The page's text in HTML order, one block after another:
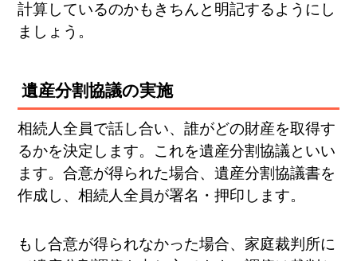
計算しているのかもきちんと明記するようにし
ましょう。
遺産分割協議の実施
相続人全員で話し合い、誰がどの財産を取得す
るかを決定します。これを遺産分割協議といい
ます。合意が得られた場合、遺産分割協議書を
作成し、相続人全員が署名・押印します。
もし合意が得られなかった場合、家庭裁判所に